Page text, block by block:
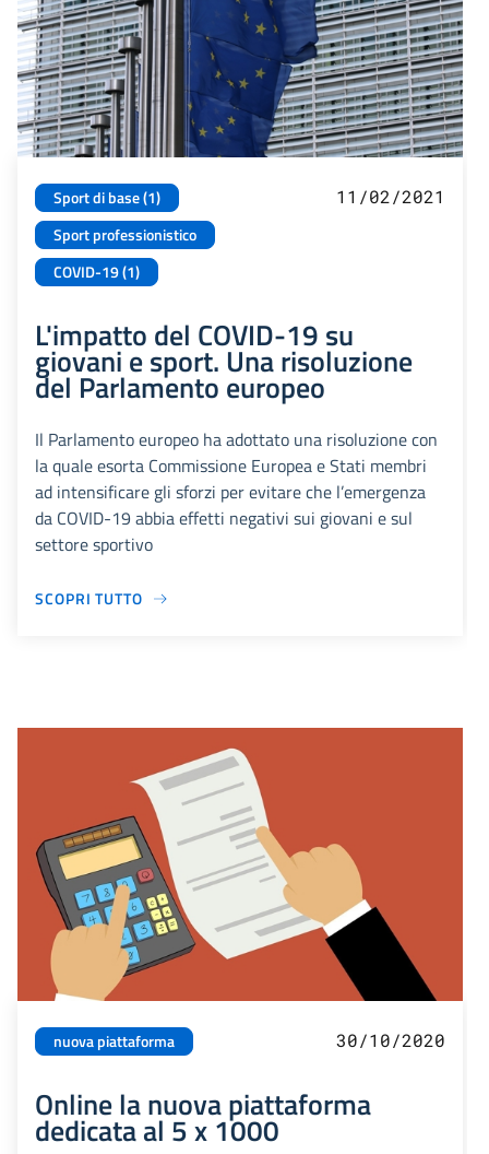
Sport di base (1)
Sport professionistico
COVID-19 (1)
11/02/2021
L'impatto del COVID-19 su
giovani e sport. Una risoluzione
del Parlamento europeo
Il Parlamento europeo ha adottato una risoluzione con
la quale esorta Commissione Europea e Stati membri
ad intensificare gli sforzi per evitare che l’emergenza
da COVID-19 abbia effetti negativi sui giovani e sul
settore sportivo
SCOPRI TUTTO
nuova piattaforma 30/10/2020
Online la nuova piattaforma
dedicata al 5 x 1000